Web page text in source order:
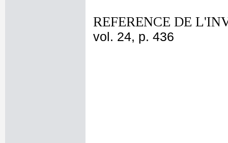
REFERENCE DE
vol. 24, p. 436